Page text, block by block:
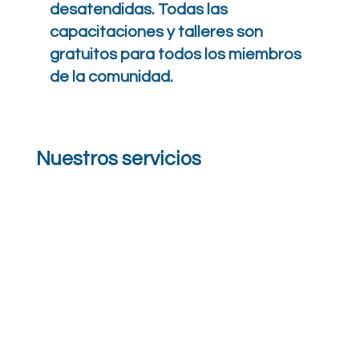
desatendidas. Todas las
capacitaciones y talleres son
gratuitos para todos los miembros
de la comunidad.
Nuestros servicios